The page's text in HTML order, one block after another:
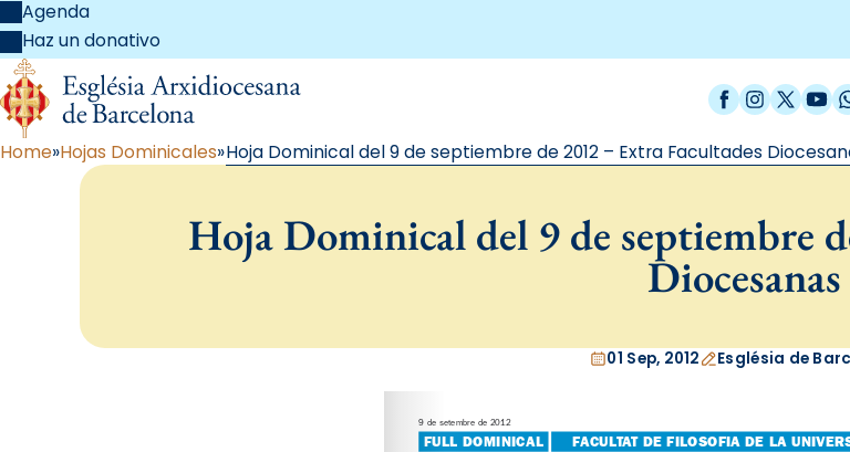
Agenda
Haz un donativo
Facebook
Instagram
X /
Home Hojas Dominicales Hoja Dominical del 9 de septiembre de 2012 – Extra Facultades
Hoja Dominical del 9 de septiembre
Diocesanas
01 Sep, 2012 Església de